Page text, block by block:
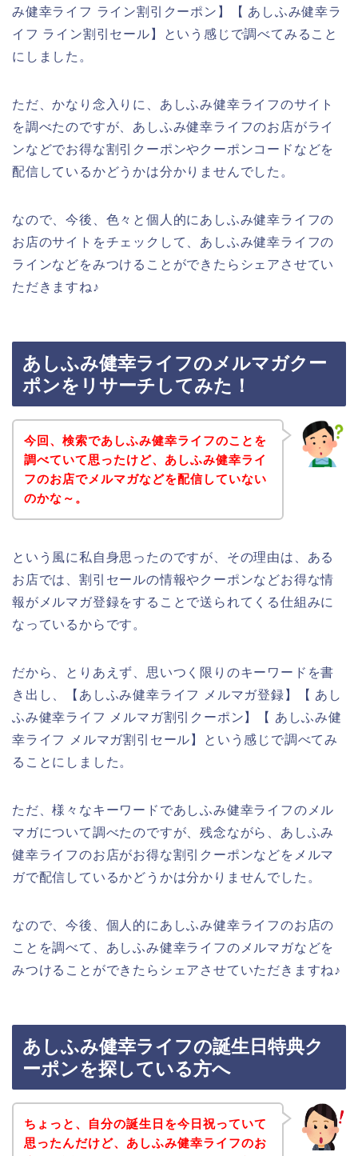
み健幸ライフ ライン割引クーポン】【 あしふみ健幸ラ
イフ ライン割引セール】という感じで調べてみること
にしました。
ただ、かなり念入りに、あしふみ健幸ライフのサイト
を調べたのですが、あしふみ健幸ライフのお店がライ
ンなどでお得な割引クーポンやクーポンコードなどを
配信しているかどうかは分かりませんでした。
なので、今後、色々と個人的にあしふみ健幸ライフの
お店のサイトをチェックして、あしふみ健幸ライフの
ラインなどをみつけることができたらシェアさせてい
ただきますね♪
あしふみ健幸ライフのメルマガクー
ポンをリサーチしてみた！
今回、検索であしふみ健幸ライフのことを
調べていて思ったけど、あしふみ健幸ライ
フのお店でメルマガなどを配信していない
のかな～。
という風に私自身思ったのですが、その理由は、ある
お店では、割引セールの情報やクーポンなどお得な情
報がメルマガ登録をすることで送られてくる仕組みに
なっているからです。
だから、とりあえず、思いつく限りのキーワードを書
き出し、【あしふみ健幸ライフ メルマガ登録】【 あし
ふみ健幸ライフ メルマガ割引クーポン】【 あしふみ健
幸ライフ メルマガ割引セール】という感じで調べてみ
ることにしました。
ただ、様々なキーワードであしふみ健幸ライフのメル
マガについて調べたのですが、残念ながら、あしふみ
健幸ライフのお店がお得な割引クーポンなどをメルマ
ガで配信しているかどうかは分かりませんでした。
なので、今後、個人的にあしふみ健幸ライフのお店の
ことを調べて、あしふみ健幸ライフのメルマガなどを
みつけることができたらシェアさせていただきますね♪
あしふみ健幸ライフの誕生日特典ク
ーポンを探している方へ
ちょっと、自分の誕生日を今日祝っていて
思ったんだけど、あしふみ健幸ライフのお